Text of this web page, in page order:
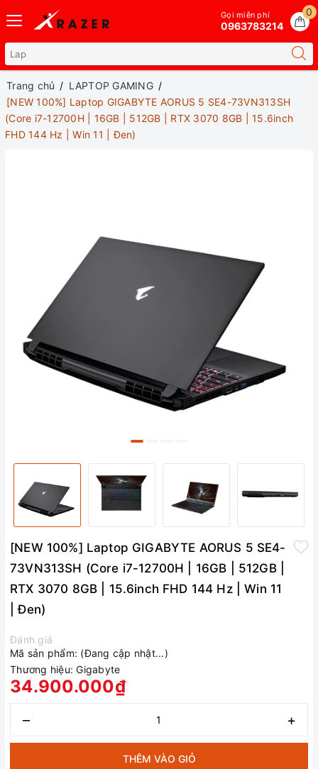
0
Gọi miễn phí
0963783214
Trang chủ
LAPTOP GAMING
[NEW 100%] Laptop GIGABYTE AORUS 5 SE4-73VN313SH
(Core i7-12700H | 16GB | 512GB | RTX 3070 8GB | 15.6inch
FHD 144 Hz | Win 11 | Đen)
[NEW 100%] Laptop GIGABYTE AORUS 5 SE4-
73VN313SH (Core i7-12700H | 16GB | 512GB |
RTX 3070 8GB | 15.6inch FHD 144 Hz | Win 11
| Đen)
Đánh giá
Mã sản phẩm: (Đang cập nhật...)
Thương hiệu: Gigabyte
34.900.000₫
– +
THÊM VÀO GIỎ